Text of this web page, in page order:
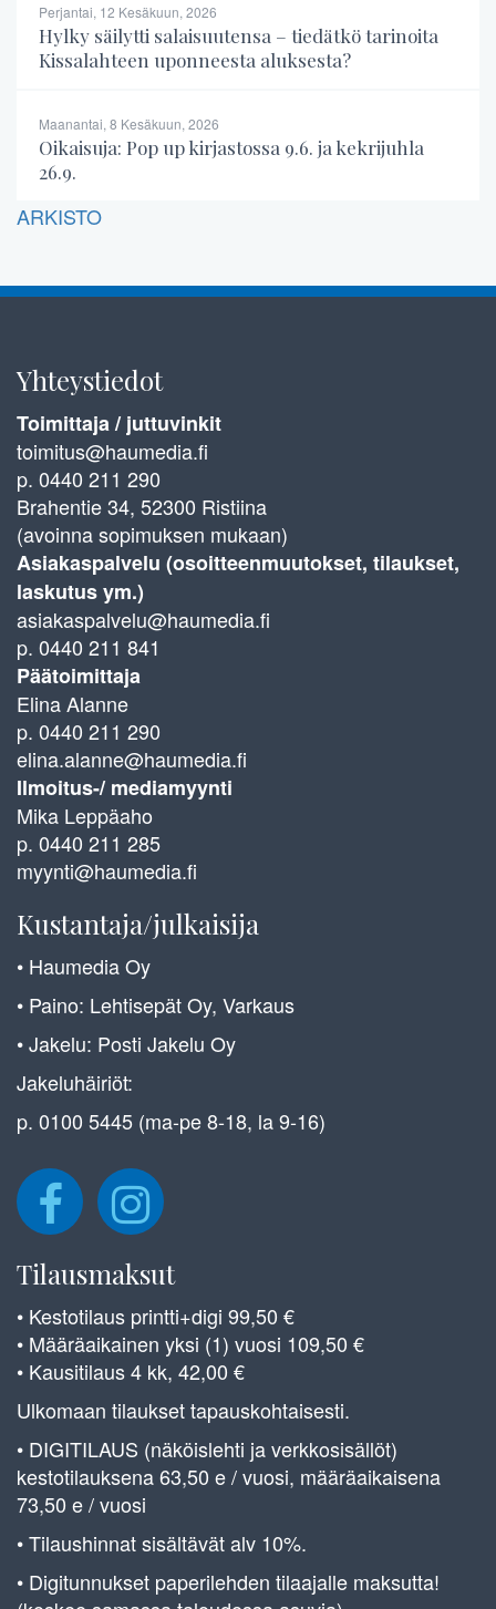
Perjantai, 12 Kesäkuun, 2026
Hylky säilytti salaisuutensa – tiedätkö tarinoita
Kissalahteen uponneesta aluksesta?
Maanantai, 8 Kesäkuun, 2026
Oikaisuja: Pop up kirjastossa 9.6. ja kekrijuhla
26.9.
ARKISTO
Yhteystiedot
Toimittaja / juttuvinkit
toimitus@haumedia.fi
p. 0440 211 290
Brahentie 34, 52300 Ristiina
(avoinna sopimuksen mukaan)
Asiakaspalvelu (osoitteenmuutokset, tilaukset,
laskutus ym.)
asiakaspalvelu@haumedia.fi
p. 0440 211 841
Päätoimittaja
Elina Alanne
p. 0440 211 290
elina.alanne@haumedia.fi
Ilmoitus-/ mediamyynti
Mika Leppäaho
p. 0440 211 285
myynti@haumedia.fi
Kustantaja/julkaisija
• Haumedia Oy
• Paino: Lehtisepät Oy, Varkaus
• Jakelu: Posti Jakelu Oy
Jakeluhäiriöt:
p. 0100 5445 (ma-pe 8-18, la 9-16)
Tilausmaksut
• Kestotilaus printti+digi 99,50 €
• Määräaikainen yksi (1) vuosi 109,50 €
• Kausitilaus 4 kk, 42,00 €
Ulkomaan tilaukset tapauskohtaisesti.
• DIGITILAUS (näköislehti ja verkkosisällöt)
kestotilauksena 63,50 e / vuosi, määräaikaisena
73,50 e / vuosi
• Tilaushinnat sisältävät alv 10%.
• Digitunnukset paperilehden tilaajalle maksutta!